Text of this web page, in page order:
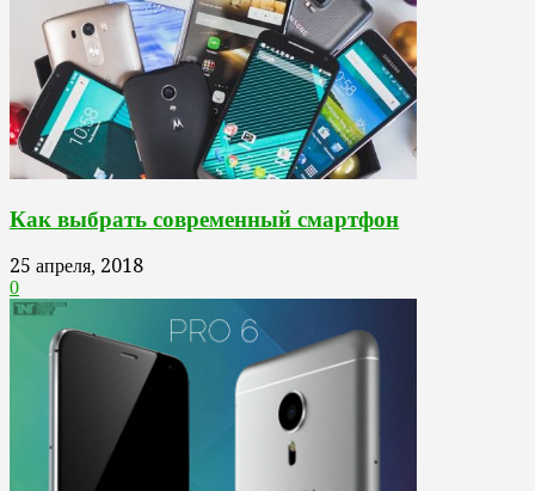
Как выбрать современный смартфон
25 апреля, 2018
0